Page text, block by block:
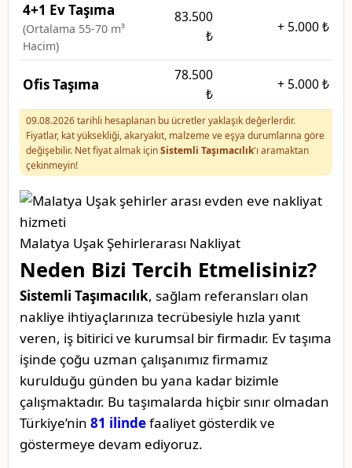
4+1 Ev Taşıma
(Ortalama 55-70 m³
Hacim)
83.500
₺
+ 5.000 ₺
Ofis Taşıma
78.500
₺
+ 5.000 ₺
09.08.2026 tarihli hesaplanan bu ücretler yaklaşık değerlerdir.
Fiyatlar, kat yüksekliği, akaryakıt, malzeme ve eşya durumlarına göre
değişebilir. Net fiyat almak içinSistemli Taşımacılık'ı aramaktan
çekinmeyin!
Malatya Uşak Şehirlerarası Nakliyat
Neden Bizi Tercih Etmelisiniz?
Sistemli Taşımacılık, sağlam referansları olan
nakliye ihtiyaçlarınıza tecrübesiyle hızla yanıt
veren, iş bitirici ve kurumsal bir firmadır. Ev taşıma
işinde çoğu uzman çalışanımız firmamız
kurulduğu günden bu yana kadar bizimle
çalışmaktadır. Bu taşımalarda hiçbir sınır olmadan
Türkiye’nin 81 ilindefaaliyet gösterdik ve
göstermeye devam ediyoruz.